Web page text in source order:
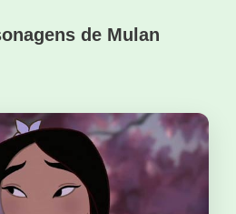
de Mulan